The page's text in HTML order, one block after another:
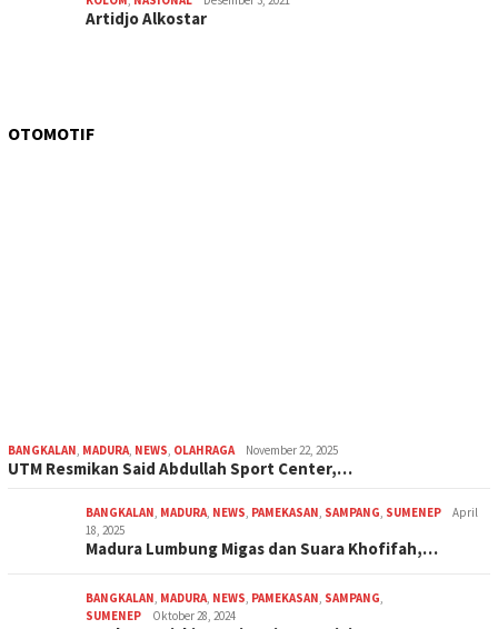
Artidjo Alkostar
OTOMOTIF
BANGKALAN, MADURA, NEWS, OLAHRAGA November 22, 2025
UTM Resmikan Said Abdullah Sport Center,…
BANGKALAN, MADURA, NEWS, PAMEKASAN, SAMPANG, SUMENEP
April
18, 2025
Madura Lumbung Migas dan Suara Khofifah,…
BANGKALAN, MADURA, NEWS, PAMEKASAN, SAMPANG,
SUMENEP
Oktober 28, 2024